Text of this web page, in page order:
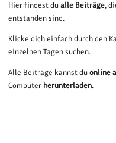
Hier findest dualle Beiträge,
entstanden sind.
Klicke dich einfach durch den
einzelnen Tagen suchen.
Alle Beiträge kannst duonline
Computer herunterladen.